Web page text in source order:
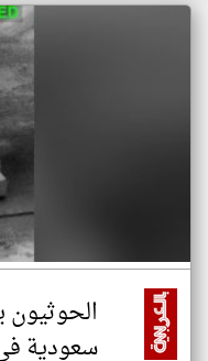
الحوثيون
سعودية